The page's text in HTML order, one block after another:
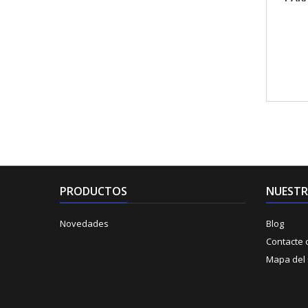
PRODUCTOS
Novedades
Blog
Contacte
Mapa del